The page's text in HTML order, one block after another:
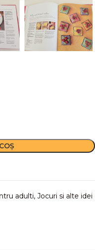
adulti, Jocuri si alte idei